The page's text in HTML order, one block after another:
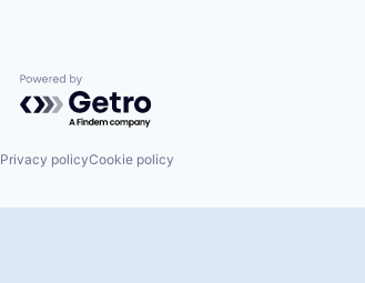
Powered by Getro.com
Privacy policyCookie policy